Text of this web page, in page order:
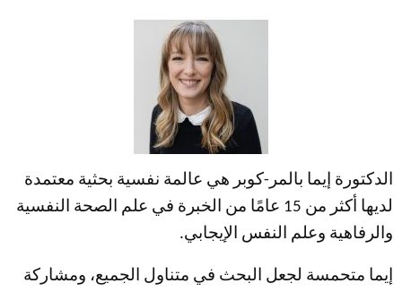
الدكتورة إيما بالمر-كوبر هي عالمة نفسية بحثية معتمدة
لديها أكثر من 15 عامًا من الخبرة في علم الصحة النفسية
والرفاهية وعلم النفس الإيجابي.
إيما متحمسة لجعل البحث في متناول الجميع، ومشاركة